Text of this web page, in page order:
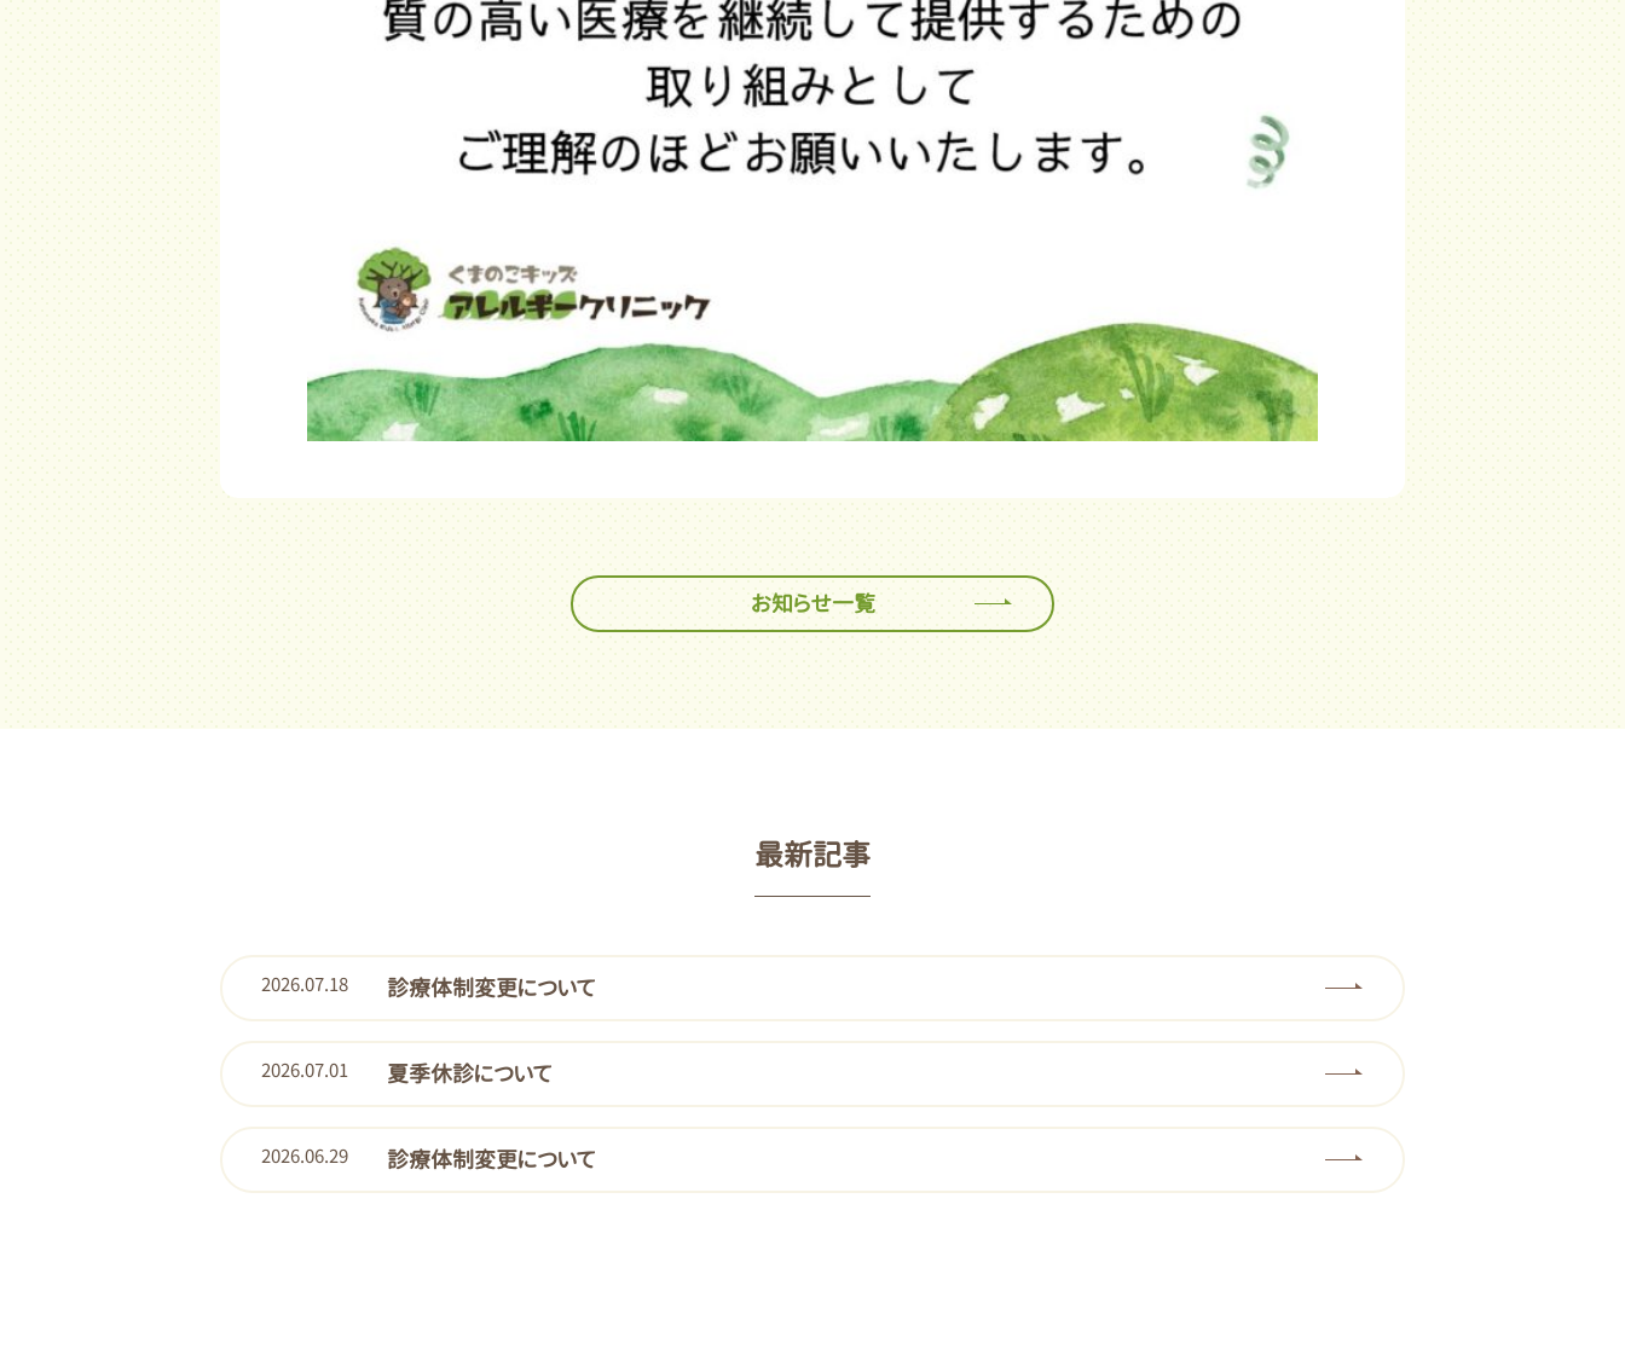
お知らせ一覧
最新記事
2026.07.18 診療体制変更について
2026.07.01 夏季休診について
2026.06.29 診療体制変更について